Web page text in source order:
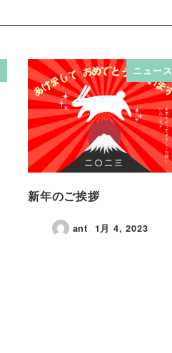
ニュース
新年のご挨拶
ant 1月 4, 2023